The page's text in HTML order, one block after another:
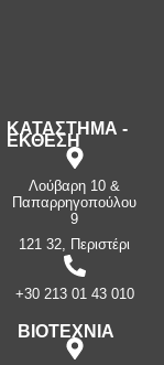
ΚΑΤΑΣΤΗΜΑ -
ΕΚΘΕΣΗ
Λούβαρη 10 &
Παπαρρηγοπούλου
9
121 32, Περιστέρι
+30 213 01 43 010
ΒΙΟΤΕΧΝΙΑ